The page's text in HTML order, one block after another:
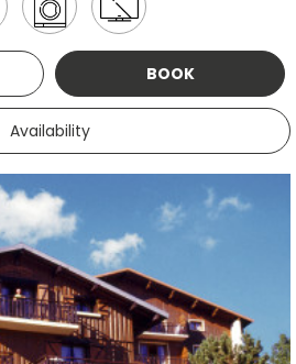
BOOK
Availability